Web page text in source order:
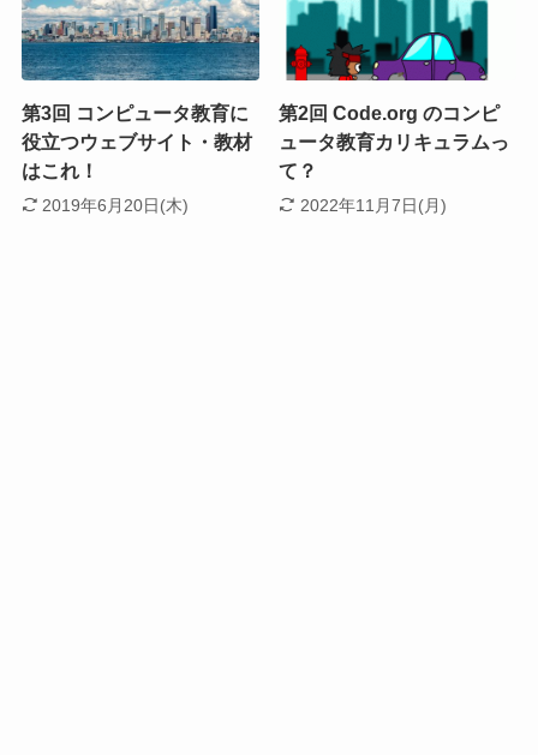
第3回 コンピュータ教育に
役立つウェブサイト・教材
はこれ！
2019年6月20日(木)
第2回 Code.org のコンピ
ュータ教育カリキュラムっ
て？
2022年11月7日(月)